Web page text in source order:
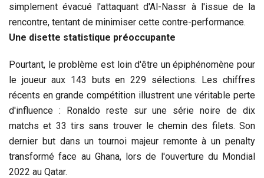
simplement évacué l'attaquant d'Al-Nassr à l'issue de la
rencontre, tentant de minimiser cette contre-performance.
Une disette statistique préoccupante
Pourtant, le problème est loin d'être un épiphénomène pour
le joueur aux 143 buts en 229 sélections. Les chiffres
récents en grande compétition illustrent une véritable perte
d'influence : Ronaldo reste sur une série noire de dix
matchs et 33 tirs sans trouver le chemin des filets. Son
dernier but dans un tournoi majeur remonte à un penalty
transformé face au Ghana, lors de l'ouverture du Mondial
2022 au Qatar.